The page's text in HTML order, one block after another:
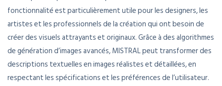
fonctionnalité est particulièrement utile pour les designers, les
artistes et les professionnels de la création qui ont besoin de
créer des visuels attrayants et originaux. Grâce à des algorithmes
de génération d’images avancés, MISTRAL peut transformer des
descriptions textuelles en images réalistes et détaillées, en
respectant les spécifications et les préférences de l’utilisateur.